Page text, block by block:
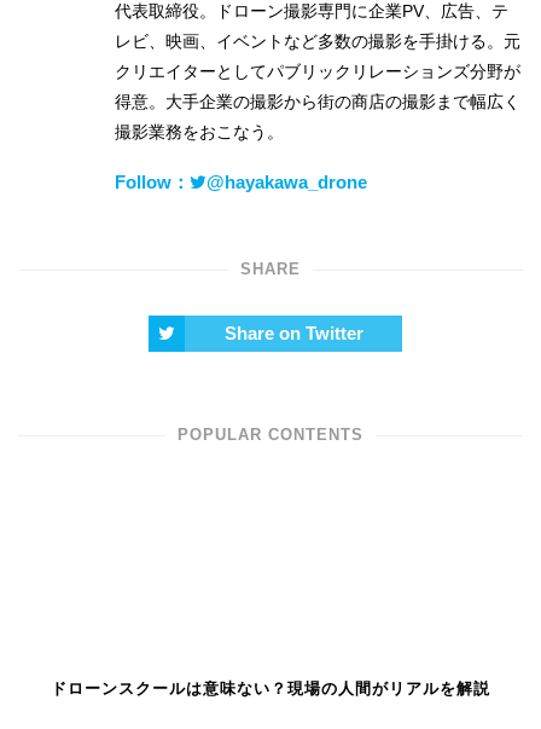
代表取締役。ドローン撮影専門に企業PV、広告、テ
レビ、映画、イベントなど多数の撮影を手掛ける。元
クリエイターとしてパブリックリレーションズ分野が
得意。大手企業の撮影から街の商店の撮影まで幅広く
撮影業務をおこなう。
Follow： @hayakawa_drone
SHARE
Share on Twitter
POPULAR CONTENTS
ドローンスクールは意味ない？現場の人間がリアルを解説